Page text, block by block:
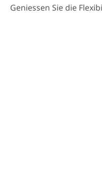
Geniessen Sie die